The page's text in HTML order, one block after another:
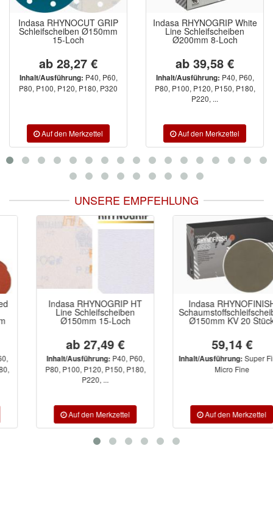
Indasa RHYNOCUT GRIP
Schleifscheiben Ø150mm
15-Loch
ab 28,27 €
Inhalt/Ausführung: P40, P60,
P80, P100, P120, P180, P320
Indasa RHYNOGRIP White
Line Schleifscheiben
Ø200mm 8-Loch
ab 39,58 €
Inhalt/Ausführung: P40, P60,
P80, P100, P120, P150, P180,
P220, ...
UNSERE EMPFEHLUNG
Indasa RHYNOGRIP HT
Line Schleifscheiben
Ø150mm 15-Loch
ab 27,49 €
Inhalt/Ausführung:P40, P60,
P80, P100, P120, P150, P180,
Indasa RHYNOFINISH
Schaumstoffschleifscheiben
Ø150mm KV 20 Stück
59,14 €
Inhalt/Ausführung:Super Fine ,
Micro Fine